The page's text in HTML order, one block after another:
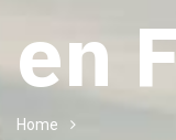
en
Home